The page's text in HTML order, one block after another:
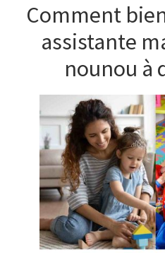
Comment
assistante
nounou à